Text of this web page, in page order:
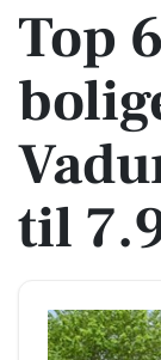
Top
til